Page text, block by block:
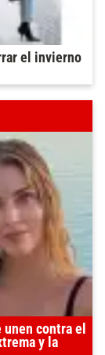
el invierno
contra el
y la